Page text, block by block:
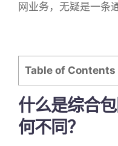
网业务，无疑是一条
Table of Contents
什么是综合
何不同？